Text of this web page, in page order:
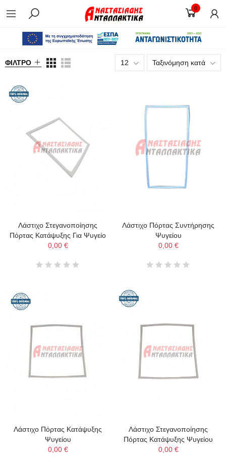
0
ΦΊΛΤΡΟ 12 Ταξινόμηση κατά
Λάστιχο Στεγανοποίησης
Πόρτας Κατάψυξης Για Ψυγείο
0,00 €
Λάστιχο Πόρτας Συντήρησης
Ψυγείου
0,00 €
Λάστιχο Πόρτας Κατάψυξης
Ψυγείου
0,00 €
Λάστιχο Στεγανοποίησης
Πόρτας Κατάψυξης Ψυγείου
0,00 €